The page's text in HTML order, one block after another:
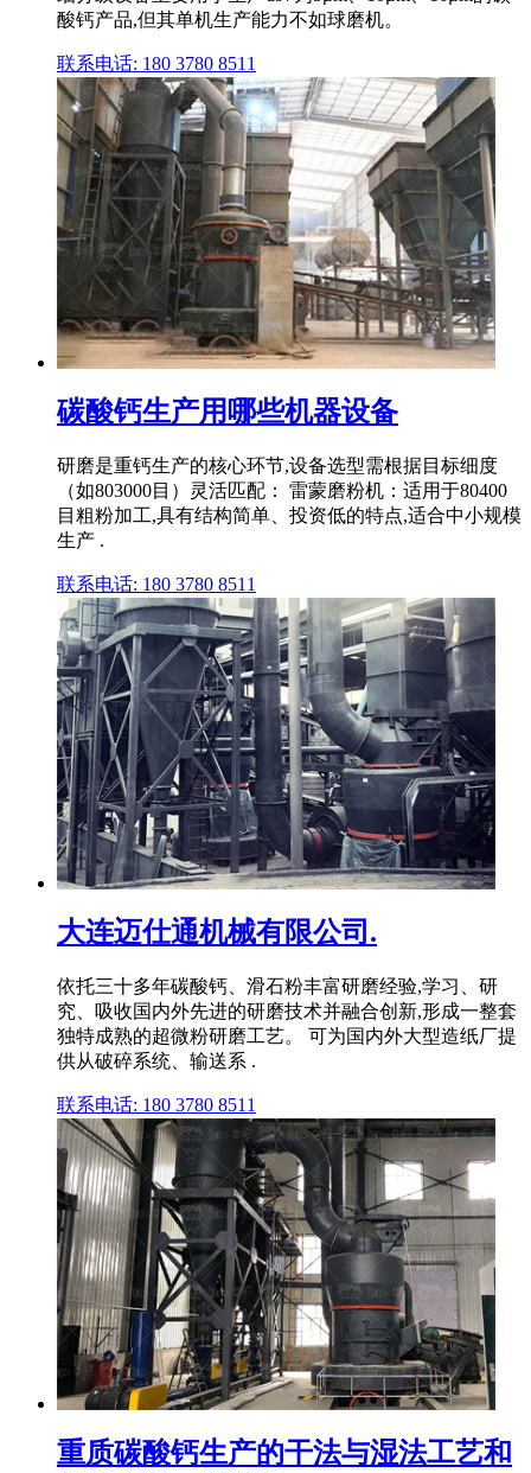
酸钙产品,但其单机生产能力不如球磨机。
联系电话: 180 3780 8511
碳酸钙生产用哪些机器设备
研磨是重钙生产的核心环节,设备选型需根据目标细度
（如803000目）灵活匹配： 雷蒙磨粉机：适用于80400
目粗粉加工,具有结构简单、投资低的特点,适合中小规模
生产 .
联系电话: 180 3780 8511
大连迈仕通机械有限公司.
依托三十多年碳酸钙、滑石粉丰富研磨经验,学习、研
究、吸收国内外先进的研磨技术并融合创新,形成一整套
独特成熟的超微粉研磨工艺。 可为国内外大型造纸厂提
供从破碎系统、输送系 .
联系电话: 180 3780 8511
重质碳酸钙生产的干法与湿法工艺和